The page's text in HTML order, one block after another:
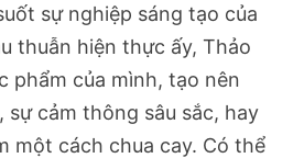
sự nghiệp sáng tạo của
thuẫn hiện thực ấy, Thảo
phẩm của mình, tạo nên
sự cảm thông sâu sắc, hay
một cách chua cay. Có thể